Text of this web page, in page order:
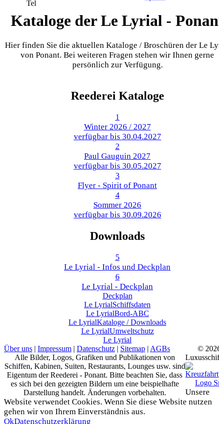
Kataloge der Le Lyrial -
Hier finden Sie die aktuellen Kataloge / Broschüren der Le
von Ponant. Bei weiteren Fragen stehen wir Ihnen gerne
persönlich zur Verfügung.
Reederei Kataloge
1
Winter 2026 / 2027
verfügbar bis 30.04.2027
2
Paul Gauguin 2027
verfügbar bis 30.05.2027
3
Flyer - Spirit of Ponant
4
Sommer 2026
verfügbar bis 30.09.2026
Downloads
5
Le Lyrial - Infos und Deckplan
6
Le Lyrial - Deckplan
Deckplan
Le LyrialSchiffsdaten
Le LyrialBord-ABC
Le LyrialKataloge / Downloads
Le LyrialUmweltschutz
Le Lyrial
Über uns | Impressum | Datenschutz | Sitemap | AGBs
Alle Bilder, Logos, Grafiken und Publikationen von
Schiffen, Kabinen, Suiten, Restaurants, Lounges usw. sind
Eigentum der Reederei - Ponant. Bitte beachten Sie, dass
es sich bei den gezeigten Bildern um eine beispielhafte
Darstellung handelt. Änderungen vorbehalten.
©
Unsere
Website verwendet Cookies. Wenn Sie diese Website nutzen
gehen wir von Ihrem Einverständnis aus.
OkDatenschutzerklärung